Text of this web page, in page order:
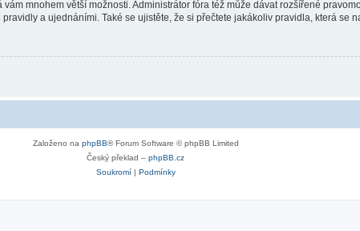
mnohem větší možnosti. Administrátor fóra též může dávat rozšířené
a ujednáními. Také se ujistěte, že si přečtete jakákoliv pravidla, která se
Založeno na phpBB® Forum Software © phpBB Limited
Český překlad – phpBB.cz
Soukromí| Podmínky